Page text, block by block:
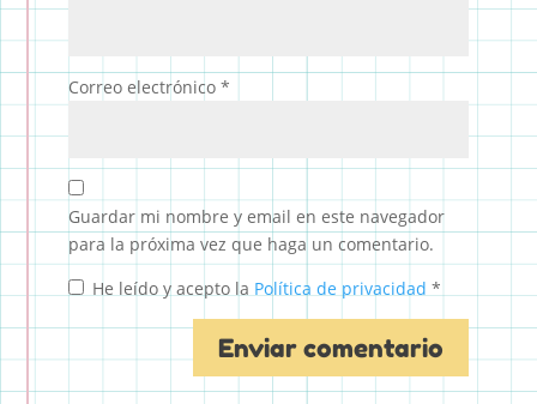
Correo electrónico *
Guardar mi nombre y email en este navegador
para la próxima vez que haga un comentario.
He leído y acepto la Política de privacidad *